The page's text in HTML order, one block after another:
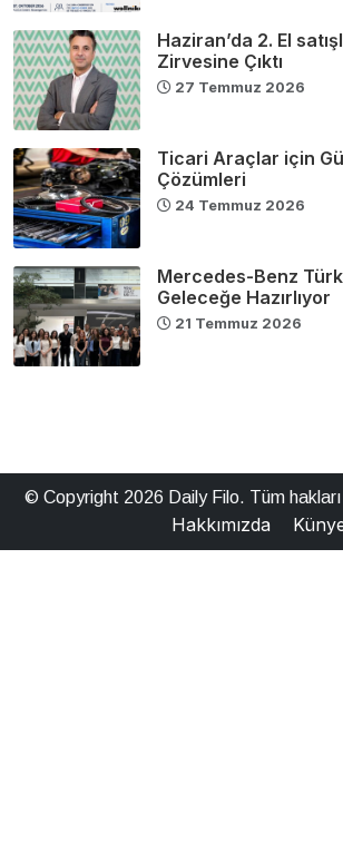
Haziran’da 2. El
Zirvesine Çıktı
27 Temmuz 2026
Ticari Araçlar için
Çözümleri
24 Temmuz 2026
Mercedes-Benz
Geleceğe Hazırlıyor
21 Temmuz 2026
© Copyright 2026 Daily Filo. Tüm hakları
Hakkımızda